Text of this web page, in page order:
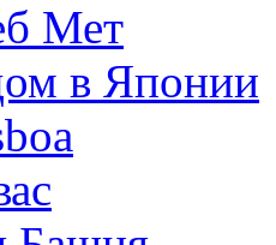
Мет
в Японии